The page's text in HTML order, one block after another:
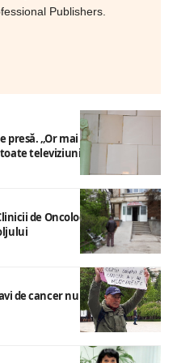
Publishers.
presă. „Or mai fi şi zone
televiziunile încep cu noi”
de Oncologie, din fonduri
de cancer nu au